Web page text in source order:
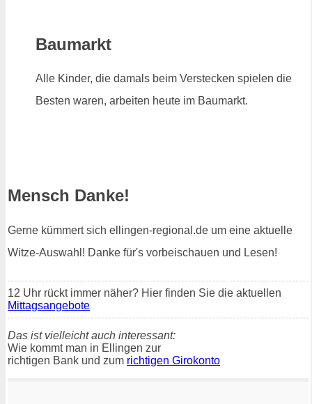
Baumarkt
Alle Kinder, die damals beim Verstecken spielen die
Besten waren, arbeiten heute im Baumarkt.
Mensch Danke!
Gerne kümmert sich ellingen-regional.de um eine aktuelle
Witze-Auswahl! Danke für's vorbeischauen und Lesen!
12 Uhr rückt immer näher? Hier finden Sie die aktuellen
Mittagsangebote
Das ist vielleicht auch interessant:
Wie kommt man in Ellingen zur
richtigen Bank und zum richtigen Girokonto